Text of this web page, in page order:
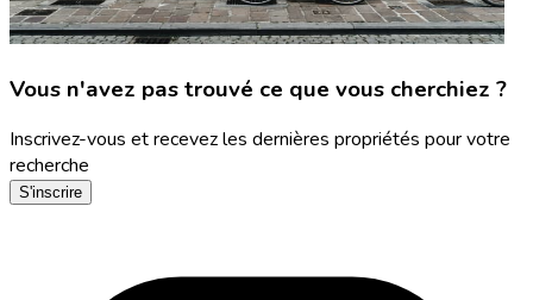
Vous n'avez pas trouvé ce que vous cherchiez ?
Inscrivez-vous et recevez les dernières propriétés pour votre
recherche
S'inscrire